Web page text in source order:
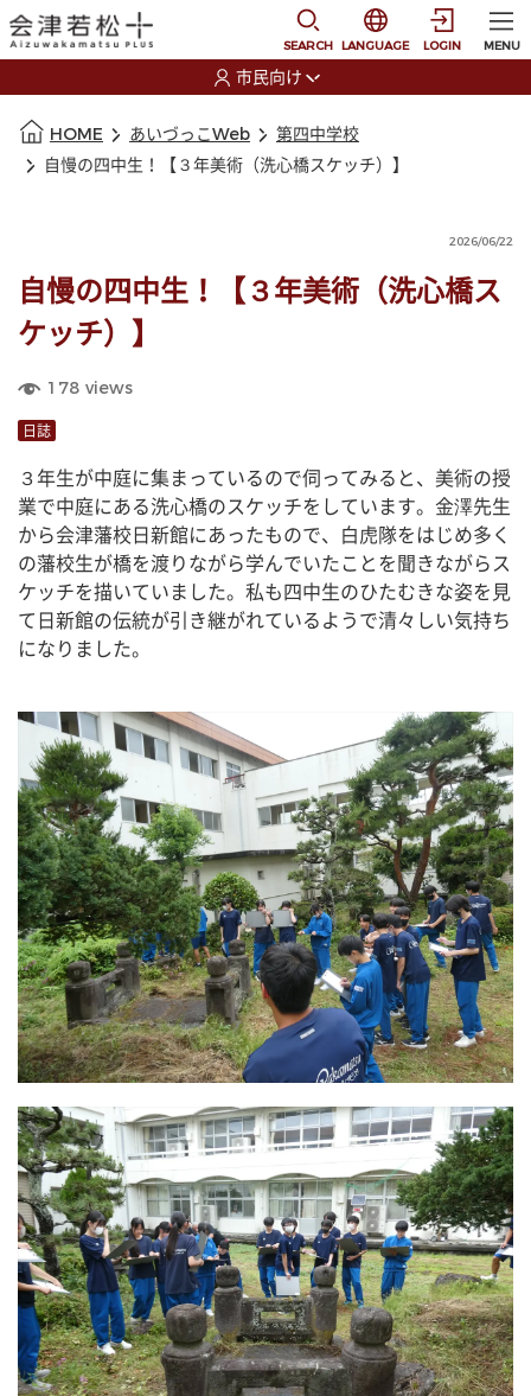
SEARCH
選択すると言語の切
LANGUAGE LOGIN MENU
市民向け
HOME あいづっこWeb
第四中学校
自慢の四中生！【３年美術（洗心橋スケッチ）】
2026/06/22
自慢の四中生！【３年美術（洗心橋ス
ケッチ）】
178 views
日誌
３年生が中庭に集まっているので伺ってみると、美術の授
業で中庭にある洗心橋のスケッチをしています。金澤先生
から会津藩校日新館にあったもので、白虎隊をはじめ多く
の藩校生が橋を渡りながら学んでいたことを聞きながらス
ケッチを描いていました。私も四中生のひたむきな姿を見
て日新館の伝統が引き継がれているようで清々しい気持ち
になりました。